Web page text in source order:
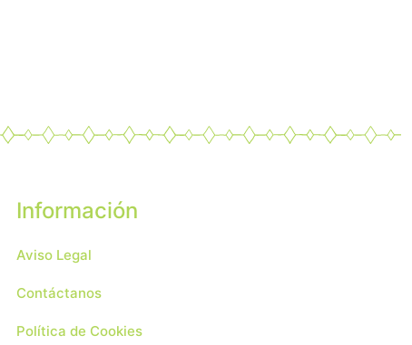
Información
Aviso Legal
Contáctanos
Política de Cookies